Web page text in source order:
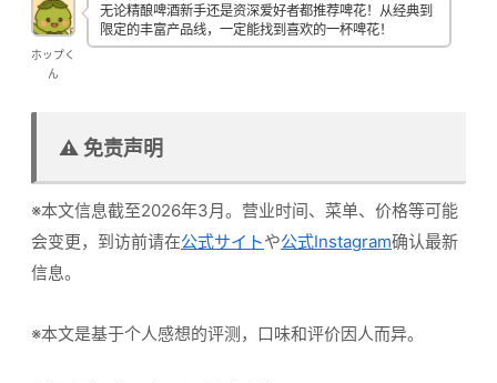
ホップく
ん
无论精酿啤酒新手还是资深爱好者都推荐啤花！从经典到
限定的丰富产品线，一定能找到喜欢的一杯啤花！
⚠️ 免责声明
※本文信息截至2026年3月。营业时间、菜单、价格等可能
会变更，到访前请在公式サイトや公式Instagram确认最新
信息。
※本文是基于个人感想的评测，口味和评价因人而异。